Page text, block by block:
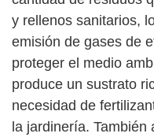
y rellenos sanitarios,
emisión de gases de
proteger el medio
produce un sustrato
necesidad de
la jardinería.